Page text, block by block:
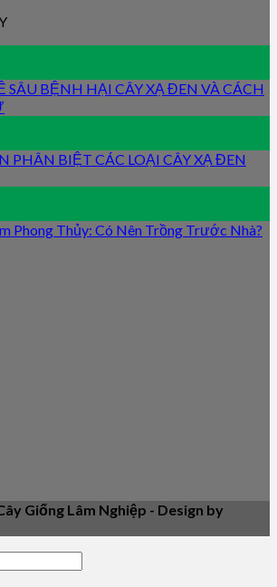
SÂU BỆNH HẠI CÂY XẠ ĐEN VÀ CÁCH
PHÂN BIỆT CÁC LOẠI CÂY XẠ ĐEN
Phong Thủy: Có Nên Trồng Trước Nhà?
Giống Lâm Nghiệp - Design by